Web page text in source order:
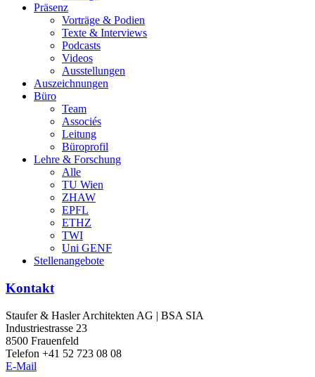
Präsenz
Vorträge & Podien
Texte & Interviews
Podcasts
Videos
Ausstellungen
Auszeichnungen
Büro
Team
Associés
Leitung
Büroprofil
Lehre & Forschung
Alle
TU Wien
ZHAW
EPFL
ETHZ
TWI
Uni GENF
Stellenangebote
Kontakt
Staufer & Hasler Architekten AG | BSA SIA
Industriestrasse 23
8500 Frauenfeld
Telefon +41 52 723 08 08
E-Mail